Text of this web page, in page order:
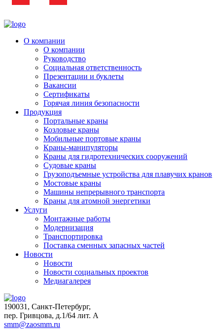
О компании
О компании
Руководство
Социальная ответственность
Презентации и буклеты
Вакансии
Сертификаты
Горячая линия безопасности
Продукция
Портальные краны
Козловые краны
Мобильные портовые краны
Краны-манипуляторы
Краны для гидротехнических сооружений
Судовые краны
Грузоподъемные устройства для плавучих кранов
Мостовые краны
Машины непрерывного транспорта
Краны для атомной энергетики
Услуги
Монтажные работы
Модернизация
Транспортировка
Поставка сменных запасных частей
Новости
Новости
Новости социальных проектов
Медиагалерея
190031, Санкт-Петербург,
пер. Гривцова, д.1/64 лит. А
smm@zaosmm.ru